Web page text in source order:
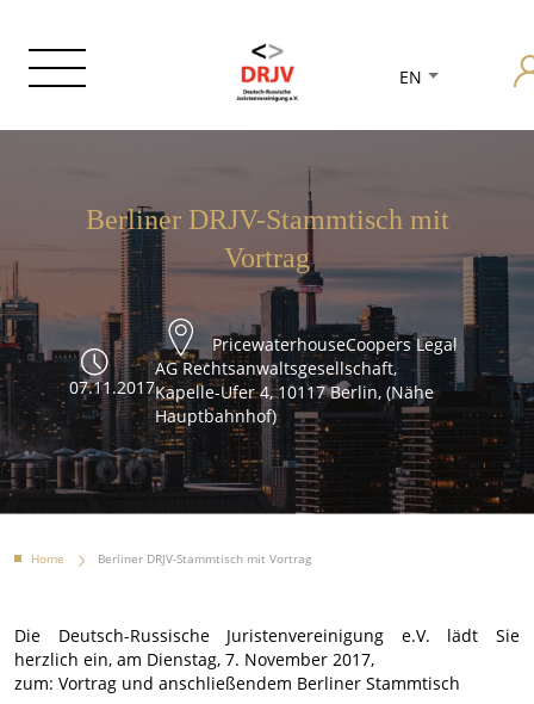
EN
Berliner DRJV-Stammtisch mit
Vortrag
07.11.2017
PricewaterhouseCoopers Legal
AG Rechtsanwaltsgesellschaft,
Kapelle-Ufer 4, 10117 Berlin, (Nähe
Hauptbahnhof)
Home Berliner DRJV-Stammtisch mit Vortrag
Die Deutsch-Russische Juristenvereinigung e.V. lädt Sie
herzlich ein, am Dienstag, 7. November 2017,
zum: Vortrag und anschließendem Berliner Stammtisch